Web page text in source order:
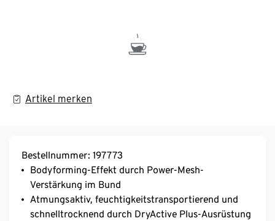
Artikel merken
Bestellnummer: 197773
Bodyforming-Effekt durch Power-Mesh-
Verstärkung im Bund
Atmungsaktiv, feuchtigkeitstransportierend und
schnelltrocknend durch DryActive Plus-Ausrüstung